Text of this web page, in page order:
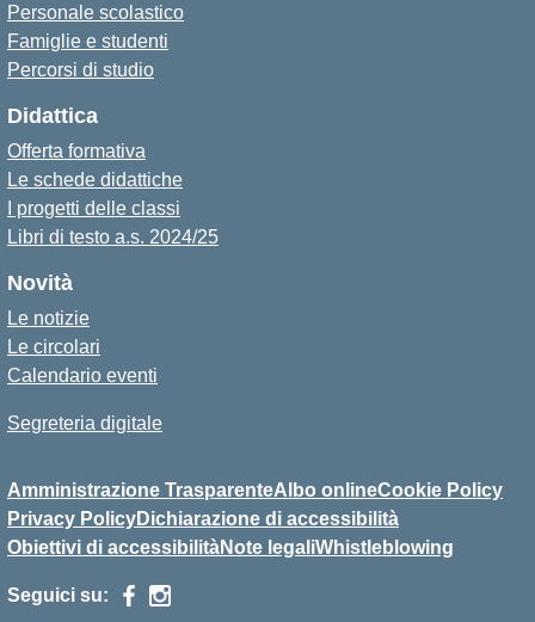
Personale scolastico
Famiglie e studenti
Percorsi di studio
Didattica
Offerta formativa
Le schede didattiche
I progetti delle classi
Libri di testo a.s. 2024/25
Novità
Le notizie
Le circolari
Calendario eventi
Segreteria digitale
Amministrazione TrasparenteAlbo onlineCookie Policy
Privacy PolicyDichiarazione di accessibilità
Obiettivi di accessibilitàNote legaliWhistleblowing
Seguici su: